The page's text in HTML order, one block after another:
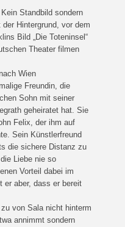
Standbild sondern
Hintergrund, vor dem
Bild „Die Toteninsel“
Theater filmen
Wien
Freundin, die
Sohn mit seiner
geheiratet hat. Sie
Felix, der ihm auf
Sein Künstlerfreund
die sichere Distanz zu
Liebe nie so
Vorteil dabei im
er aber, dass er bereit
von Sala nicht hinterm
annimmt sondern